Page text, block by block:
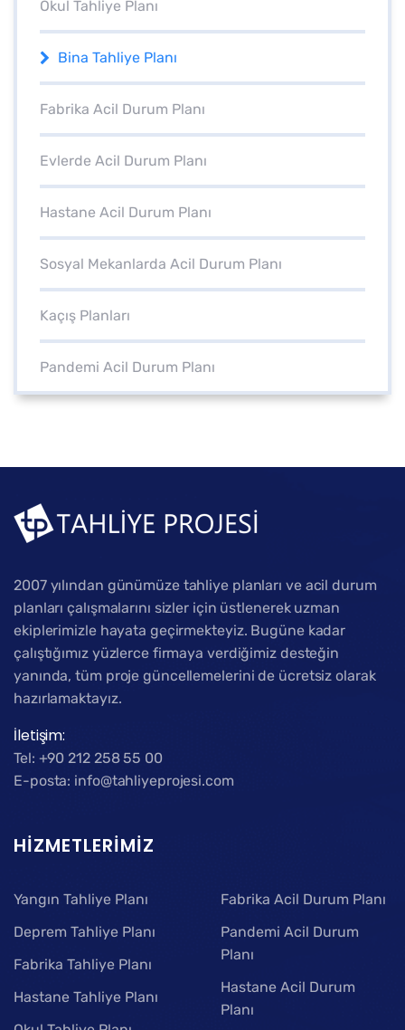
Okul Tahliye Planı
Bina Tahliye Planı
Fabrika Acil Durum Planı
Evlerde Acil Durum Planı
Hastane Acil Durum Planı
Sosyal Mekanlarda Acil Durum Planı
Kaçış Planları
Pandemi Acil Durum Planı
2007 yılından günümüze tahliye planları ve acil durum
planları çalışmalarını sizler için üstlenerek uzman
ekiplerimizle hayata geçirmekteyiz. Bugüne kadar
çalıştığımız yüzlerce firmaya verdiğimiz desteğin
yanında, tüm proje güncellemelerini de ücretsiz olarak
hazırlamaktayız.
İletişim:
Tel: +90 212 258 55 00
E-posta: info@tahliyeprojesi.com
HIZMETLERIMIZ
Yangın Tahliye Planı
Deprem Tahliye Planı
Fabrika Tahliye Planı
Hastane Tahliye Planı
Fabrika Acil Durum Planı
Pandemi Acil Durum
Planı
Hastane Acil Durum
Planı